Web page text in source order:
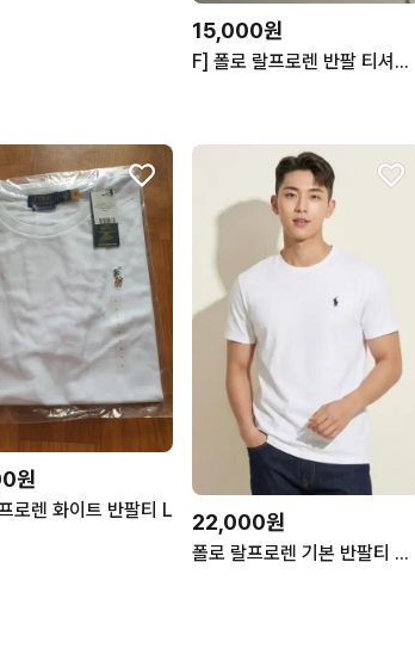
15,000원
F] 폴로 랄프로렌 반팔 티셔츠, L*
원
로렌 화이트 반팔티 L
22,000원
폴로 랄프로렌 기본 반팔티 화이트